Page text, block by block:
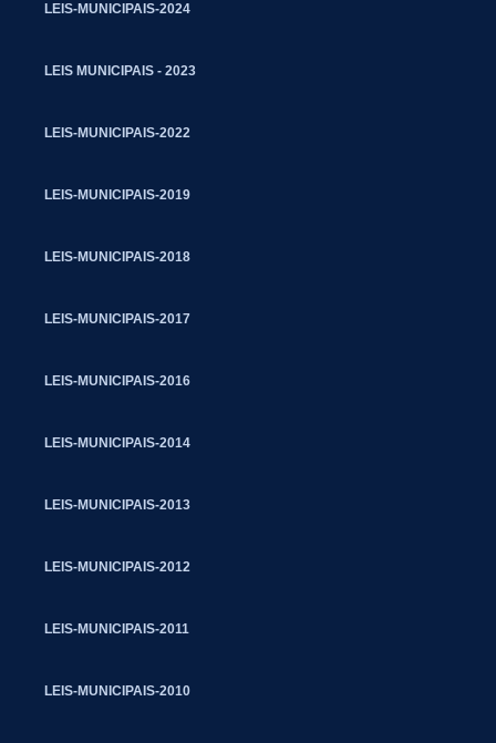
LEIS-MUNICIPAIS-2024
LEIS MUNICIPAIS - 2023
LEIS-MUNICIPAIS-2022
LEIS-MUNICIPAIS-2019
LEIS-MUNICIPAIS-2018
LEIS-MUNICIPAIS-2017
LEIS-MUNICIPAIS-2016
LEIS-MUNICIPAIS-2014
LEIS-MUNICIPAIS-2013
LEIS-MUNICIPAIS-2012
LEIS-MUNICIPAIS-2011
LEIS-MUNICIPAIS-2010